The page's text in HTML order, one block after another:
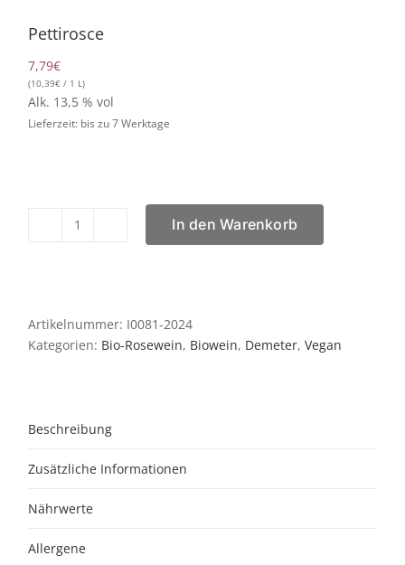
Pettirosce
7,79€
(10,39€ / 1 L)
Alk. 13,5 % vol
Lieferzeit: bis zu 7 Werktage
Pettirosce
In den Warenkorb
Artikelnummer: I0081-2024
Kategorien: Bio-Rosewein, Biowein, Demeter,Vegan
Beschreibung
Zusätzliche Informationen
Nährwerte
Allergene